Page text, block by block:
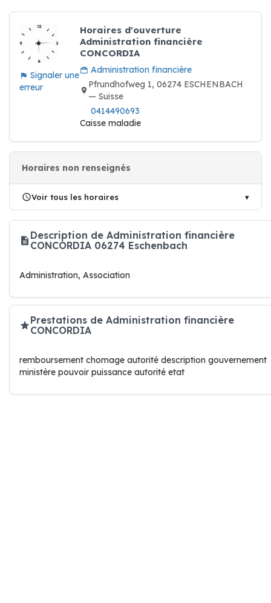
Signaler une
erreur
Horaires d'ouverture
Administration financière
CONCORDIA
Administration financière
Pfrundhofweg 1, 06274 ESCHENBACH
— Suisse
0414490693
Caisse maladie
Horaires non renseignés
Voir tous les horaires
Description de Administration financière
CONCORDIA 06274 Eschenbach
Administration, Association
Prestations de Administration financière
CONCORDIA
remboursement chomage autorité description gouvernement
ministère pouvoir puissance autorité etat